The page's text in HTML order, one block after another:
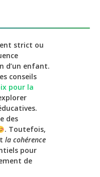
strict ou
d’un enfant.
conseils
pour la
des
. Toutefois,
la cohérence
pour
de